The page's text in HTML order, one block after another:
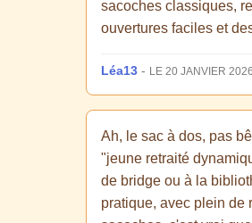
sacoches classiques,
ouvertures faciles et
Léa13 - LE 20 JANVIER 2026
Ah, le sac à dos, pas
"jeune retraité
de bridge ou à la
pratique, avec plein de